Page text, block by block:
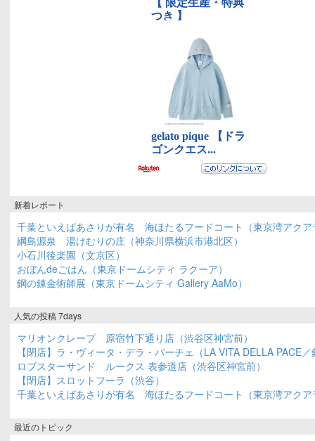
新着レポート
千葉といえばあさりが有名 海ほたるフードコート（東京湾アクア
綱島源泉 湯けむりの庄（神奈川県横浜市港北区）
小石川後楽園（文京区）
おぼんdeごはん（東京ドームシティ ラクーア）
鋼の錬金術師展（東京ドームシティ Gallery AaMo）
人気の投稿 7days
マリオンクレープ 原宿竹下通り店（渋谷区神宮前）
【閉店】ラ・ヴィータ・デラ・パーチェ（LA VITA DELLA PACE
ロブスターサンド ルークス 表参道店（渋谷区神宮前）
【閉店】スロットフーラ（渋谷）
千葉といえばあさりが有名 海ほたるフードコート（東京湾アクア
最近のトピック